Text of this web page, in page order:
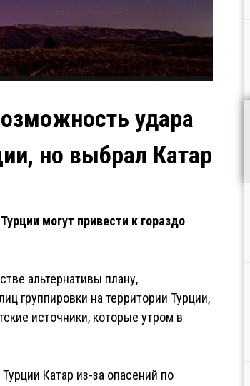
удара
но выбрал Катар
могут привести к гораздо
альтернативы плану,
группировки на территории Турции,
источники, которые утром в
Катар из-за опасений по